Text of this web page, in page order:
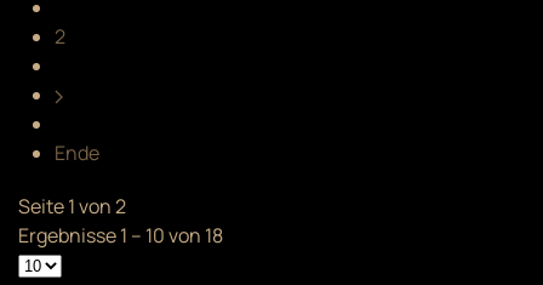
2
Ende
Seite 1 von 2
Ergebnisse 1 – 10 von 18